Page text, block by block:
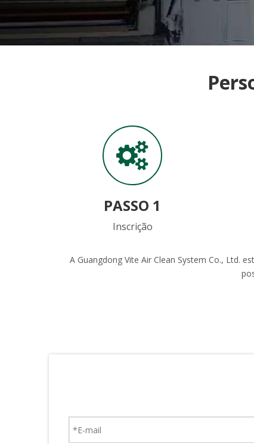
PASSO 1
Inscrição
A Guangdong Vite Air Clean System Co., Ltd.